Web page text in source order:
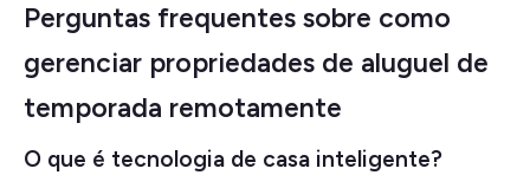
Perguntas frequentes sobre como
gerenciar propriedades de aluguel de
temporada remotamente
O que é tecnologia de casa inteligente?